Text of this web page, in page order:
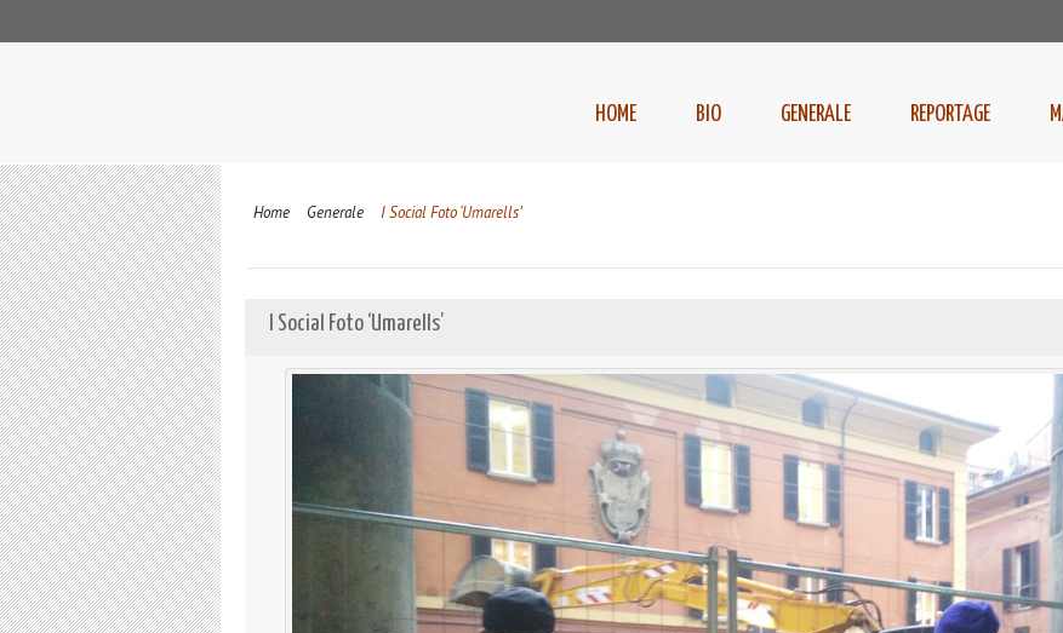
HOME BIO GENERALE REPORTAGE
Home Generale I Social Foto ‘Umarells’
I Social Foto ‘Umarells’